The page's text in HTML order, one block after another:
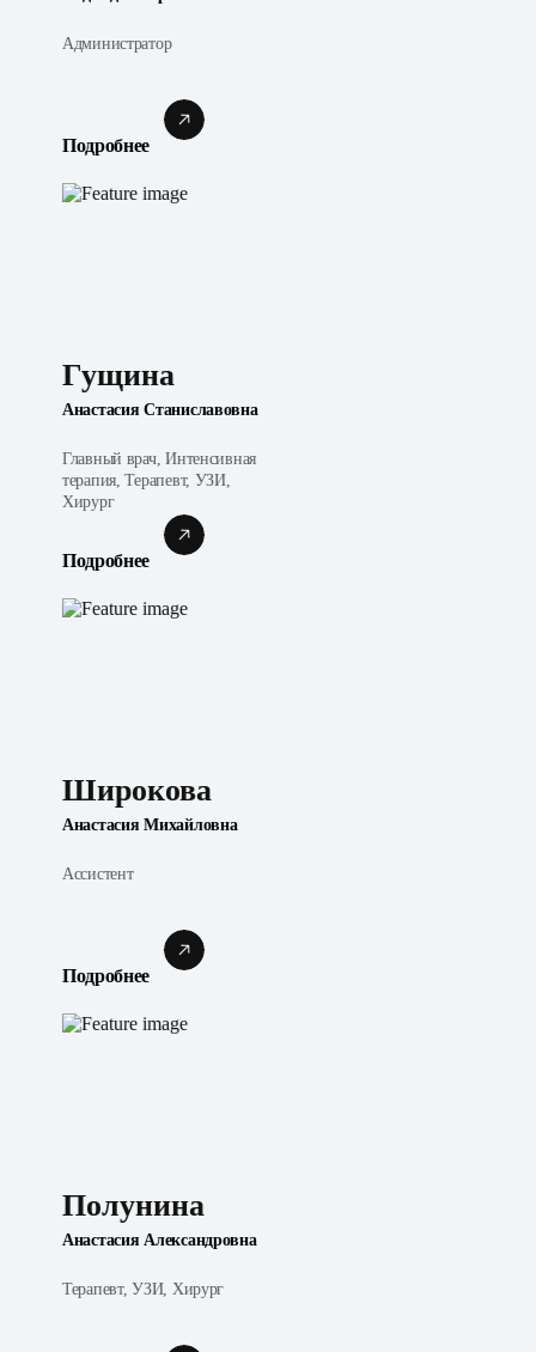
Администратор
Подробнее
Гущина
Анастасия Станиславовна
Главный врач, Интенсивная
терапия, Терапевт, УЗИ,
Хирург
Подробнее
Широкова
Анастасия Михайловна
Ассистент
Подробнее
Полунина
Анастасия Александровна
Терапевт, УЗИ, Хирург